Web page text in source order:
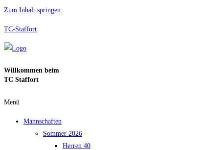
Zum Inhalt springen
TC-Staffort
Willkommen beim
TC Staffort
Menü
Mannschaften
Sommer 2026
Herren 40